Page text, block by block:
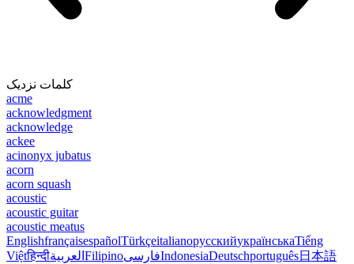
کلمات نزدیک
acme
acknowledgment
acknowledge
ackee
acinonyx jubatus
acorn
acorn squash
acoustic
acoustic guitar
acoustic meatus
EnglishfrançaisespañolTürkçeitalianoрусскийукраїнськаTiếng
Việtहिन्दीالعربية FilipinoفارسیIndonesiaDeutschportuguês日本語